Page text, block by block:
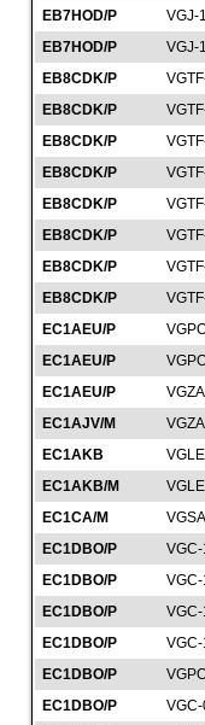
EB7HOD/P
VGJ-
EB7HOD/P
VGJ-
EB8CDK/P
EB8CDK/P
EB8CDK/P
EB8CDK/P
EB8CDK/P
EB8CDK/P
EB8CDK/P
EB8CDK/P
EC1AEU/P
EC1AEU/P
EC1AEU/P
EC1AJV/M
EC1AKB
EC1AKB/M
EC1CA/M
EC1DBO/P
EC1DBO/P
EC1DBO/P
VGC-
EC1DBO/P
EC1DBO/P
EC1DBO/P